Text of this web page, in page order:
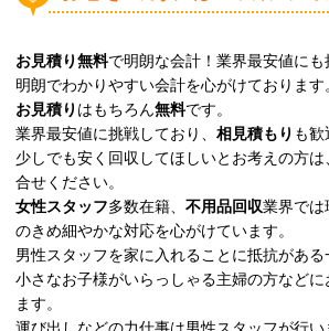
お見積り無料で明朗な会計！業界最安値にも
明朗でわかりやすい会計を心がけております
お見積り はもちろん無料です。
業界最安値に挑戦しており、 相見積もり も歓
少しでも安く回収してほしいとお考えの方
合せください。
女性スタッフ多数在籍、 不用品回収業界では
のきめ細やかな対応を心がけています。
男性スタッフを家に入れることに抵抗がある
小さなお子様がいらっしゃる主婦の方などに
ます。